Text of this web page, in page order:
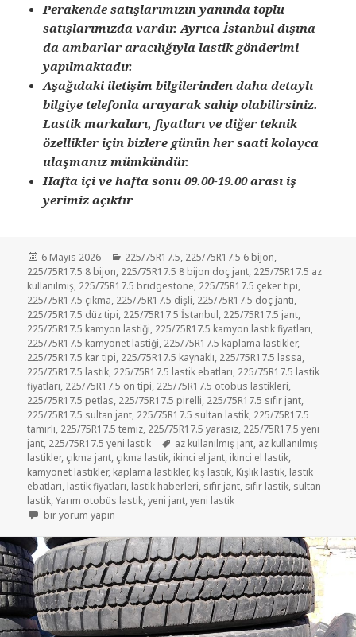
Perakende satışlarımızın yanında toplu
satışlarımızda vardır. Ayrıca İstanbul dışına
da ambarlar aracılığıyla lastik gönderimi
yapılmaktadır.
Aşağıdaki iletişim bilgilerinden daha detaylı
bilgiye telefonla arayarak sahip olabilirsiniz.
Lastik markaları, fiyatları ve diğer teknik
özellikler için bizlere günün her saati kolayca
ulaşmanız mümkündür.
Hafta içi ve hafta sonu 09.00-19.00 arası iş
yerimiz açıktır
Yayın
tarihi
6 Mayıs 2026 Kategoriler
225/75R17.5, 225/75R17.5 6 bijon,
225/75R17.5 8 bijon, 225/75R17.5 8 bijon doç jant, 225/75R17.5 az
kullanılmış, 225/75R17.5 bridgestone, 225/75R17.5 çeker tipi,
225/75R17.5 çıkma, 225/75R17.5 dişli, 225/75R17.5 doç jantı,
225/75R17.5 düz tipi, 225/75R17.5 İstanbul, 225/75R17.5 jant,
225/75R17.5 kamyon lastiği, 225/75R17.5 kamyon lastik fiyatları,
225/75R17.5 kamyonet lastiği, 225/75R17.5 kaplama lastikler,
225/75R17.5 kar tipi, 225/75R17.5 kaynaklı, 225/75R17.5 lassa,
225/75R17.5 lastik, 225/75R17.5 lastik ebatları, 225/75R17.5 lastik
fiyatları, 225/75R17.5 ön tipi, 225/75R17.5 otobüs lastikleri,
225/75R17.5 petlas, 225/75R17.5 pirelli, 225/75R17.5 sıfır jant,
225/75R17.5 sultan jant, 225/75R17.5 sultan lastik, 225/75R17.5
tamirli, 225/75R17.5 temiz, 225/75R17.5 yarasız, 225/75R17.5 yeni
jant, 225/75R17.5 yeni lastik Etiketler
az kullanılmış jant, az kullanılmış
lastikler, çıkma jant, çıkma lastik, ikinci el jant, ikinci el lastik,
kamyonet lastikler, kaplama lastikler, kış lastik, Kışlık lastik, lastik
ebatları, lastik fiyatları, lastik haberleri, sıfır jant, sıfır lastik, sultan
lastik,Yarım otobüs lastik,yeni jant,yeni lastik
225-75R17.5 soğuk kaplama lastikler için
bir yorum yapın